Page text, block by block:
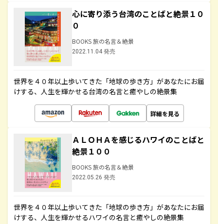
心に寄り添う台湾のことばと絶景１０
０
BOOKS 旅の名言＆絶景
2022.11.04 発売
世界を４０年以上歩いてきた「地球の歩き方」があなたにお届
けする、人生を輝かせる台湾の名言と癒やしの絶景集
詳細を見る
ＡＬＯＨＡを感じるハワイのことばと
絶景１００
BOOKS 旅の名言＆絶景
2022.05.26 発売
世界を４０年以上歩いてきた「地球の歩き方」があなたにお届
けする、人生を輝かせるハワイの名言と癒やしの絶景集